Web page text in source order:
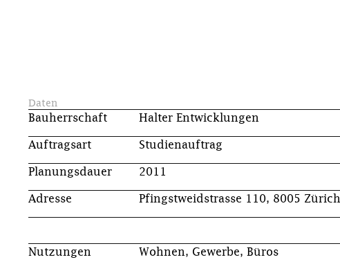
Daten
Bauherrschaft Halter Entwicklungen
Auftragsart Studienauftrag
Planungsdauer 2011
Adresse Pfingstweidstrasse 110, 8005 Zürich
Nutzungen Wohnen, Gewerbe, Büros